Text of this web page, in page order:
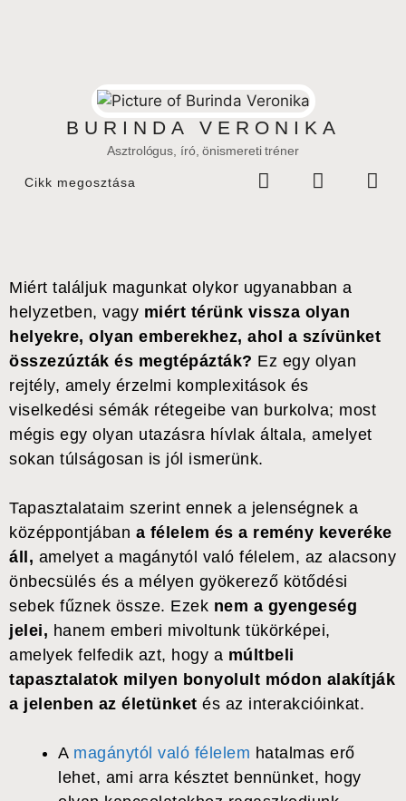
BURINDA VERONIKA
Asztrológus, író, önismereti tréner
Cikk megosztása
Miért találjuk magunkat olykor ugyanabban a
helyzetben, vagy miért térünk vissza olyan
helyekre, olyan emberekhez, ahol a szívünket
összezúzták és megtépázták? Ez egy olyan
rejtély, amely érzelmi komplexitások és
viselkedési sémák rétegeibe van burkolva; most
mégis egy olyan utazásra hívlak általa, amelyet
sokan túlságosan is jól ismerünk.
Tapasztalataim szerint ennek a jelenségnek a
középpontjában a félelem és a remény keveréke
áll, amelyet a magánytól való félelem, az alacsony
önbecsülés és a mélyen gyökerező kötődési
sebek fűznek össze. Ezek nem a gyengeség
jelei, hanem emberi mivoltunk tükörképei,
amelyek felfedik azt, hogy a múltbeli
tapasztalatok milyen bonyolult módon alakítják
a jelenben az életünket és az interakcióinkat.
A magánytól való félelem hatalmas erő
lehet, ami arra késztet bennünket, hogy